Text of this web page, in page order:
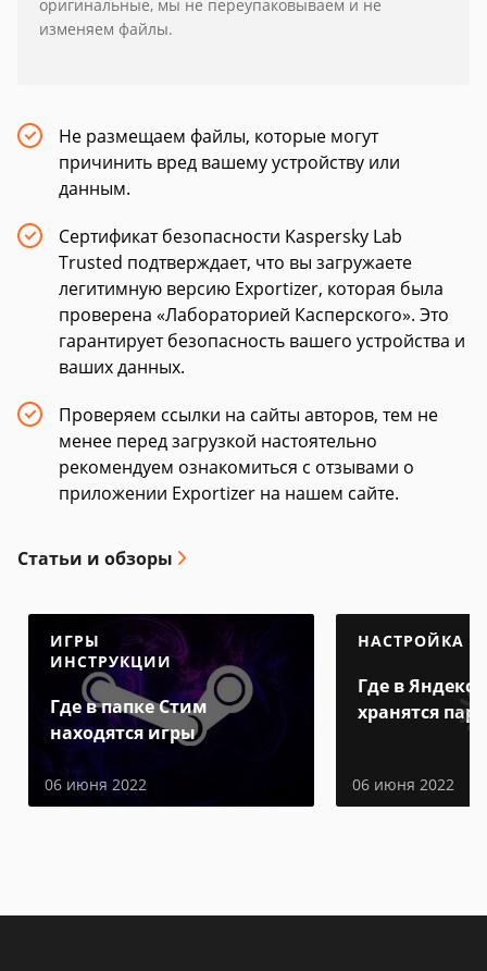
оригинальные, мы не переупаковываем и не
изменяем файлы.
Не размещаем файлы, которые могут
причинить вред вашему устройству или
данным.
Сертификат безопасности Kaspersky Lab
Trusted подтверждает, что вы загружаете
легитимную версию Exportizer, которая была
проверена «Лабораторией Касперского». Это
гарантирует безопасность вашего устройства и
ваших данных.
Проверяем ссылки на сайты авторов, тем не
менее перед загрузкой настоятельно
рекомендуем ознакомиться с отзывами о
приложении Exportizer на нашем сайте.
Статьи и обзоры
ИГРЫ
ИНСТРУКЦИИ
Где в папке Стим
находятся игры
06 июня 2022
НАСТРОЙКА
Где в Яндекс
хранятся
06 июня 2022